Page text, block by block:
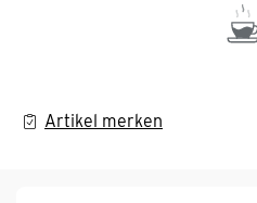
Artikel merken